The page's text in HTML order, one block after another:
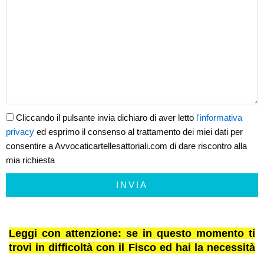
Cliccando il pulsante invia dichiaro di aver letto l'informativa
privacy ed esprimo il consenso al trattamento dei miei dati per
consentire a Avvocaticartellesattoriali.com di dare riscontro alla
mia richiesta
INVIA
Leggi con attenzione: se in questo momento ti
trovi in difficoltà con il Fisco ed hai la necessità